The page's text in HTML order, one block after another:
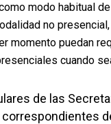
modo habitual
no
momento puedan
cuando
de las